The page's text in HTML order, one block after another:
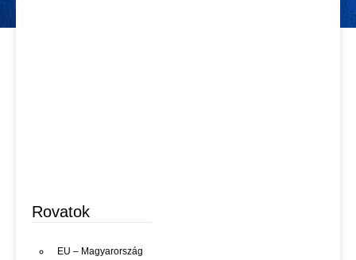
Rovatok
EU – Magyarország